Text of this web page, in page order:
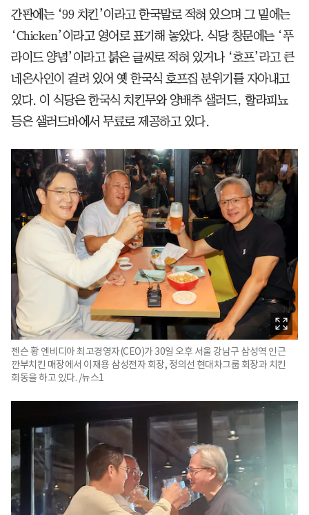
간판에는 ‘99 치킨’이라고 한국말로 적혀 있으며 그 밑에는
‘Chicken’이라고 영어로 표기해 놓았다. 식당 창문에는 ‘푸
라이드 양념’이라고 붉은 글씨로 적혀 있거나 ‘호프’라고 큰
네온사인이 걸려 있어 옛 한국식 호프집 분위기를 자아내고
있다. 이 식당은 한국식 치킨무와 양배추 샐러드, 할라피뇨
등은 샐러드바에서 무료로 제공하고 있다.
젠슨 황 엔비디아 최고경영자(CEO)가 30일 오후 서울 강남구 삼성역 인근
깐부치킨 매장에서 이재용 삼성전자 회장, 정의선 현대차그룹 회장과 치킨
회동을 하고 있다. /뉴스1